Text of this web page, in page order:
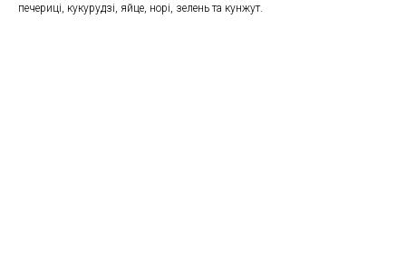
печериці, кукурудзі, яйце, норі, зелень та кунжут.